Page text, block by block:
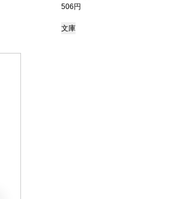
506円
文庫